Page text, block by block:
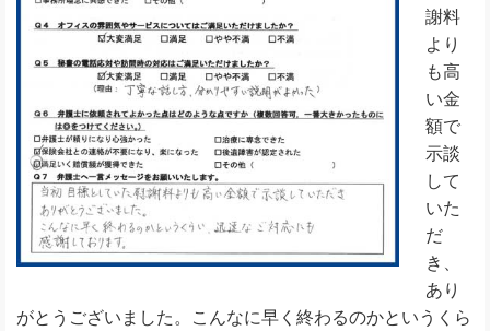
謝料
より
も高
い金
額で
示談
して
いた
だ
き、
あり
がとうございました。こんなに早く終わるのかというくら